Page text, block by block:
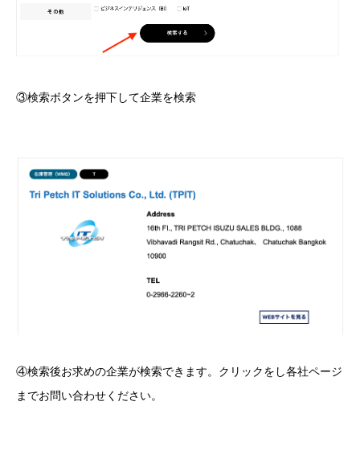
③検索ボタンを押下して企業を検索
④検索後お求めの企業が検索できます。クリックをし各社ページ
までお問い合わせください。